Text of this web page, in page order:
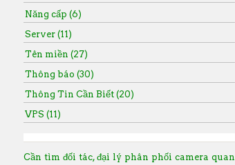
Năng cấp (6)
Server (11)
Tên miền (27)
Thông báo (30)
Thông Tin Cần Biết (20)
VPS (11)
Cần tìm đối tác, đại lý phân phối camera quan